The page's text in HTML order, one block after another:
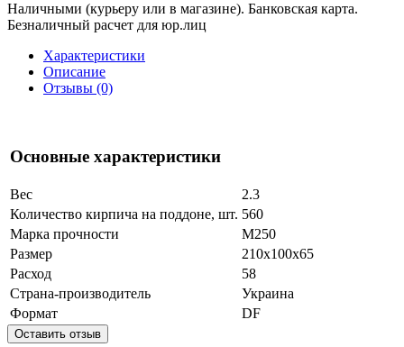
Наличными (курьеру или в магазине). Банковская карта.
Безналичный расчет для юр.лиц
Характеристики
Описание
Отзывы (0)
Основные характеристики
Вес
2.3
Количество кирпича на поддоне, шт. 560
Марка прочности
М250
Размер
210x100x65
Расход
58
Страна-производитель
Украина
Формат
DF
Оставить отзыв